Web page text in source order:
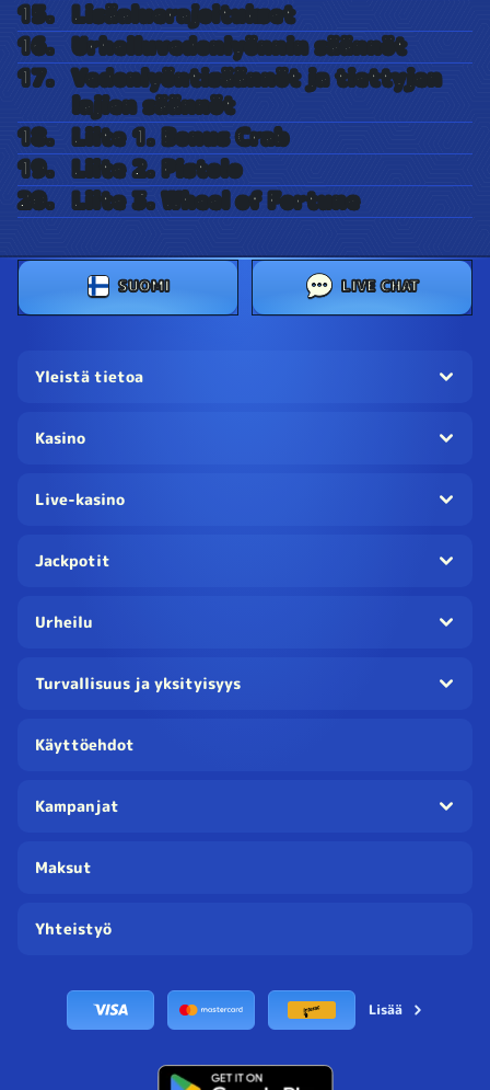
Lisäaluerajoitukset
Urheiluvedonlyönnin säännöt
Vedonlyöntisäännöt ja tiettyjen
lajien säännöt
Liite 1. Bonus Crab
Liite 2. Pistolo
Liite 3. Wheel of Fortune
SUOMI LIVE CHAT
Yleistä tietoa
Kasino
Live-kasino
Jackpotit
Urheilu
Turvallisuus ja yksityisyys
Käyttöehdot
Kampanjat
Maksut
Yhteistyö
Lisää